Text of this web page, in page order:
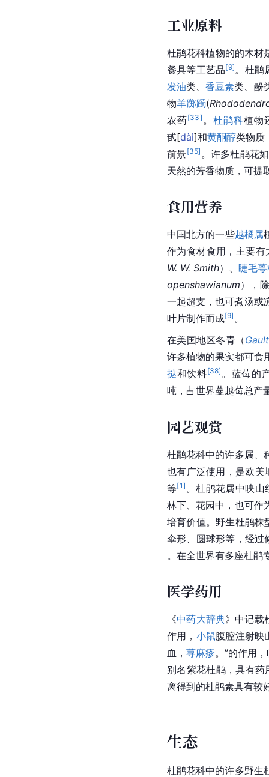
工业原料
杜鹃花科植物的的木材
餐具等工艺品[9]。 杜鹃
发油类、香豆素类、 酚
物羊踯躅(
农药[33] 。 杜鹃科植物
甙[dài]和黄酮醇类物质
前景[35] 。许多杜鹃花如
天然的芳香物质，可提
食用营养
中国北方的一些越橘属
作为食材食用，主要有
W. W. Smith）、睫毛
openshawianum），
一起超支，也可煮汤或
叶片制作而成[9] 。
在美国地区冬青（
许多植物的果实都可食
挞和饮料[38] 。蓝莓的
吨，占世界蔓越莓总产
园艺观赏
杜鹃花科中的许多属、
也有广泛使用，是欧美
等[1] 。杜鹃花属中映山
林下、花园中，也可作
培育价值。野生杜鹃株
伞形、圆球形等，经过
。在全世界有多座杜鹃
医学药用
《中药大辞典》中记载
作用， 小鼠腹腔注射映
血，荨麻疹。”的作用
别名紫花杜鹃，具有
离得到的杜鹃素具有较
生态
杜鹃花科中的许多野生